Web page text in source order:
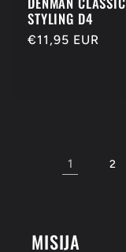
STYLING D4
Redovna
€11,95 EUR
1 2
MISIJA